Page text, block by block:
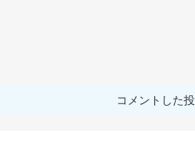
コメントした